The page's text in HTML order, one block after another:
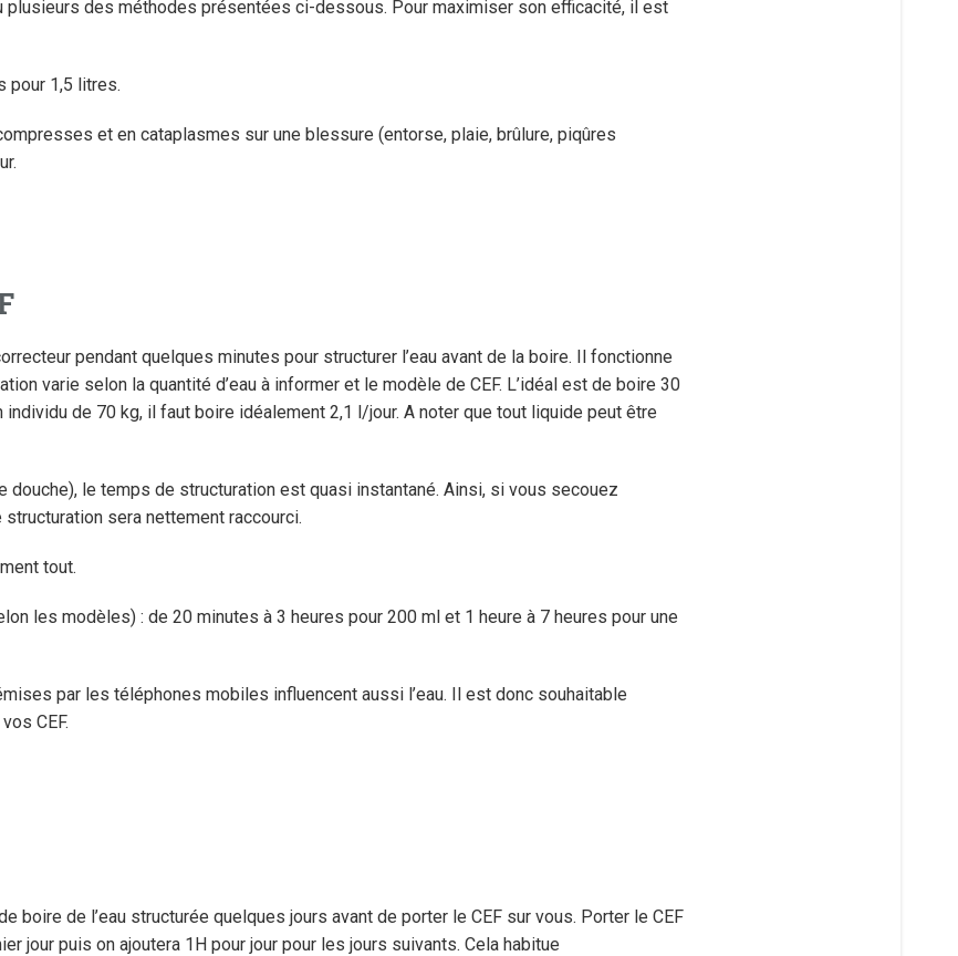
plusieurs des méthodes présentées ci-dessous. Pour maximiser son efficacité, il est
pour 1,5 litres.
et en cataplasmes sur une blessure (entorse, plaie, brûlure, piqûres
pendant quelques minutes pour structurer l’eau avant de la boire. Il fonctionne
varie selon la quantité d’eau à informer et le modèle de CEF. L’idéal est de boire 30
de 70 kg, il faut boire idéalement 2,1 l/jour. A noter que tout liquide peut être
le temps de structuration est quasi instantané. Ainsi, si vous secouez
structuration sera nettement raccourci.
tout.
les modèles) : de 20 minutes à 3 heures pour 200 ml et 1 heure à 7 heures pour une
par les téléphones mobiles influencent aussi l’eau. Il est donc souhaitable
CEF.
boire de l’eau structurée quelques jours avant de porter le CEF sur vous. Porter le CEF
jour puis on ajoutera 1H pour jour pour les jours suivants. Cela habitue